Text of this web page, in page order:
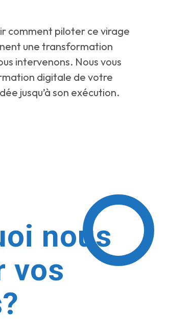
comment piloter ce virage
une transformation
intervenons. Nous vous
digitale de votre
jusqu’à son exécution.
nous
vos